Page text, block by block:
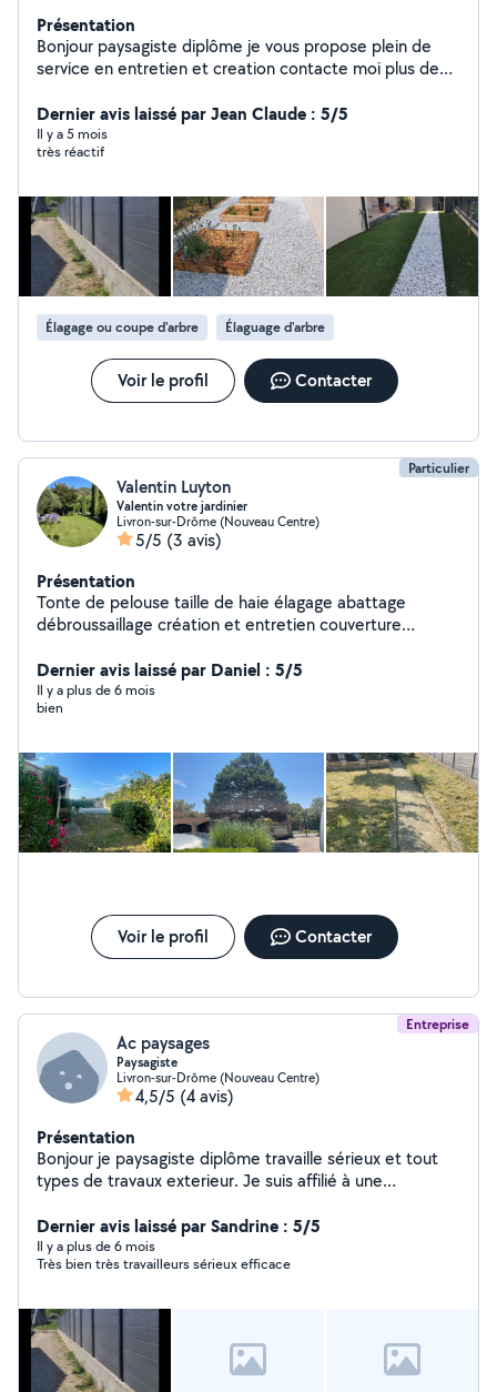
Présentation
Bonjour paysagiste diplôme je vous propose plein de
service en entretien et creation contacte moi plus de
cesu Entreprise ac paysages
Dernier avis laissé par Jean Claude : 5/5
Il y a 5 mois
très réactif
Élagage ou coupe d'arbre Élaguage d'arbre
Voir le profil Contacter
Particulier
Valentin Luyton
Valentin votre jardinier
Livron-sur-Drôme (Nouveau Centre)
5/5 (3 avis)
Présentation
Tonte de pelouse taille de haie élagage abattage
débroussaillage création et entretien couverture
Dernier avis laissé par Daniel : 5/5
Il y a plus de 6 mois
bien
Voir le profil Contacter
Entreprise
Ac paysages
Paysagiste
Livron-sur-Drôme (Nouveau Centre)
4,5/5 (4 avis)
Présentation
Bonjour je paysagiste diplôme travaille sérieux et tout
types de travaux exterieur. Je suis affilié à une
50% Je réalise les travaux suivant : Aménagement
extérieur, elagage, mur de clôture, abattage et elagage.
Contrat d'entretien espace vert Tonte, debrousaillage
Dernier avis laissé par Sandrine : 5/5
Il y a plus de 6 mois
Très bien très travailleurs sérieux efficace